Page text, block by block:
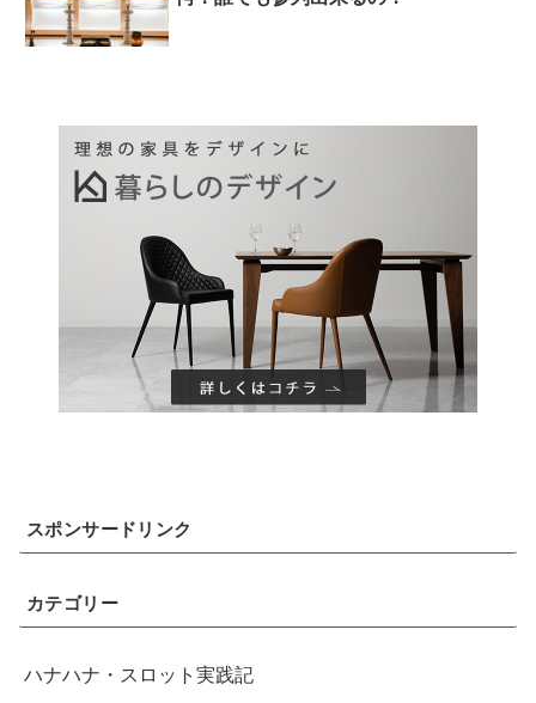
スポンサードリンク
カテゴリー
ハナハナ・スロット実践記